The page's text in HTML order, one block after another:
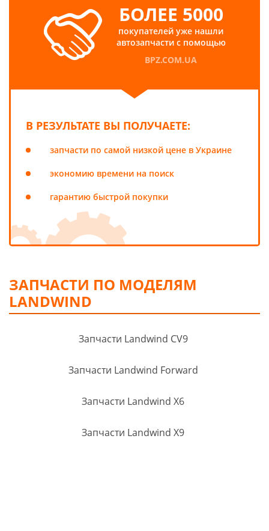
БОЛЕЕ 5000
покупателей уже нашли
автозапчасти с помощью
BPZ.COM.UA
В РЕЗУЛЬТАТЕ ВЫ ПОЛУЧАЕТЕ:
запчасти по самой низкой цене в Украине
экономию времени на поиск
гарантию быстрой покупки
ЗАПЧАСТИ ПО МОДЕЛЯМ
LANDWIND
Запчасти Landwind CV9
Запчасти Landwind Forward
Запчасти Landwind X6
Запчасти Landwind X9